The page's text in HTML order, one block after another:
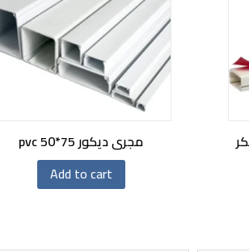
مجرى ديكور pvc 50*75
Add to cart